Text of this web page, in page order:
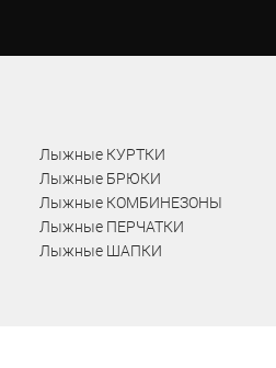
Лыжные КУРТКИ
Лыжные БРЮКИ
Лыжные КОМБИНЕЗОНЫ
Лыжные ПЕРЧАТКИ
Лыжные ШАПКИ